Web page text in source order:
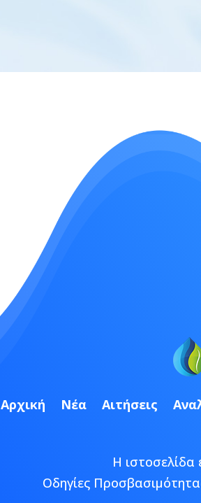
Αρχική Νέα Αιτήσεις
Η ιστοσελίδα
Οδηγίες